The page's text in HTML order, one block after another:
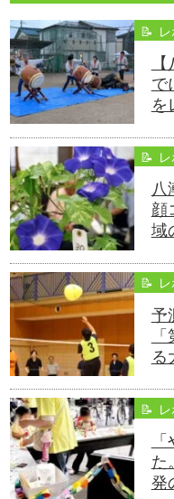
📝 レ
で
を
📝 レ
域
📝 レ
予
る
📝 レ
た
発